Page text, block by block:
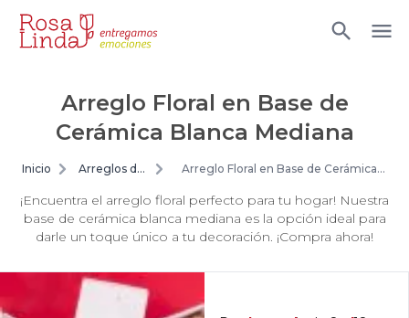
Arreglo Floral en Base de
Cerámica Blanca Mediana
Inicio
Arreglos de
Arreglo Floral en Base de Cerámica
¡Encuentra el arreglo floral perfecto para tu hogar! Nuestra
base de cerámica blanca mediana es la opción ideal para
darle un toque único a tu decoración. ¡Compra ahora!